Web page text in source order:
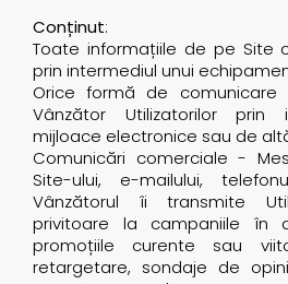
Conținut:
Toate informațiile de pe Site
prin intermediul unui
Orice formă de
Vânzător Utilizatorilor prin
mijloace electronice sau de
Comunicări comerciale -
Site-ului, e-mailului,
Vânzătorul îi transmite
privitoare la campaniile în
promoțiile curente sau
retargetare, sondaje de